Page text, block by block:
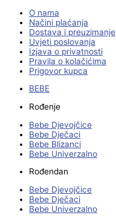
O nama
Načini plaćanja
Dostava i preuzimanje
Uvjeti poslovanja
Izjava o privatnosti
Pravila o kolačićima
Prigovor kupca
BEBE
Rođenje
Bebe Djevojčice
Bebe Dječaci
Bebe Blizanci
Bebe Univerzalno
Rođendan
Bebe Djevojčice
Bebe Dječaci
Bebe Univerzalno